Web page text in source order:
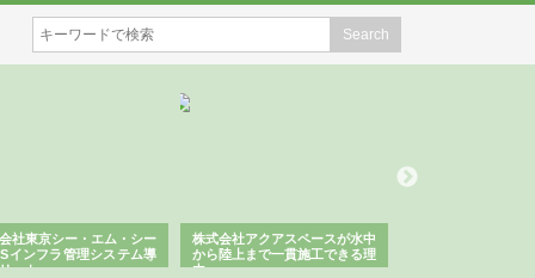
社東京シー・エム・シー
インフラ管理システム導
ット
株式会社アクアスペースが水中
から陸上まで一貫施工できる理
由